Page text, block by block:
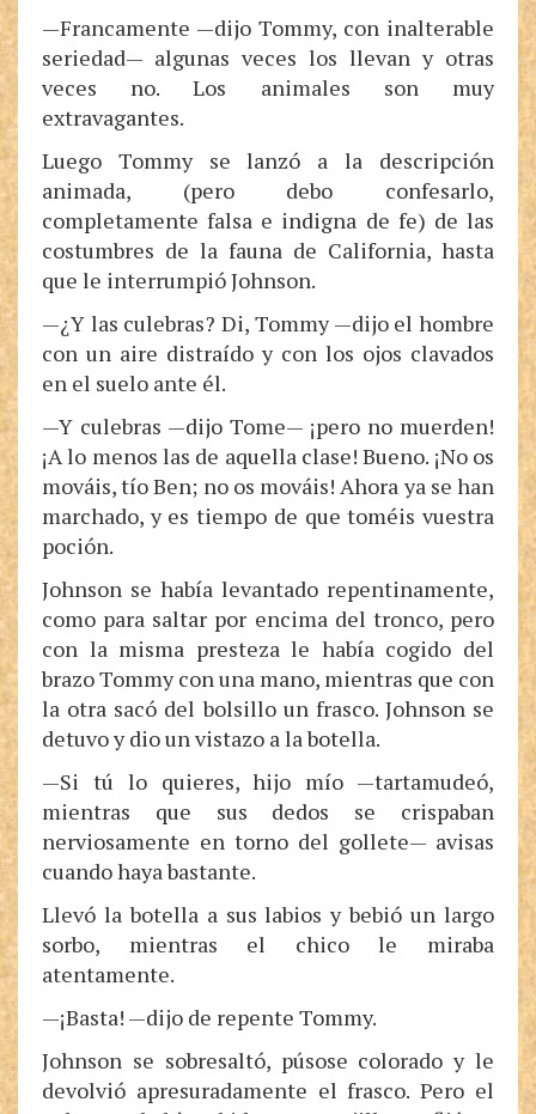
—Francamente —dijo Tommy, con inalterable
seriedad— algunas veces los llevan y otras
veces no. Los animales son muy
extravagantes.
Luego Tommy se lanzó a la descripción
animada, (pero debo confesarlo,
completamente falsa e indigna de fe) de las
costumbres de la fauna de California, hasta
que le interrumpió Johnson.
—¿Y las culebras? Di, Tommy —dijo el hombre
con un aire distraído y con los ojos clavados
en el suelo ante él.
—Y culebras —dijo Tome— ¡pero no muerden!
¡A lo menos las de aquella clase! Bueno. ¡No os
mováis, tío Ben; no os mováis! Ahora ya se han
marchado, y es tiempo de que toméis vuestra
poción.
Johnson se había levantado repentinamente,
como para saltar por encima del tronco, pero
con la misma presteza le había cogido del
brazo Tommy con una mano, mientras que con
la otra sacó del bolsillo un frasco. Johnson se
detuvo y dio un vistazo a la botella.
—Si tú lo quieres, hijo mío —tartamudeó,
mientras que sus dedos se crispaban
nerviosamente en torno del gollete— avisas
cuando haya bastante.
Llevó la botella a sus labios y bebió un largo
sorbo, mientras el chico le miraba
atentamente.
—¡Basta! —dijo de repente Tommy.
Johnson se sobresaltó, púsose colorado y le
devolvió apresuradamente el frasco. Pero el